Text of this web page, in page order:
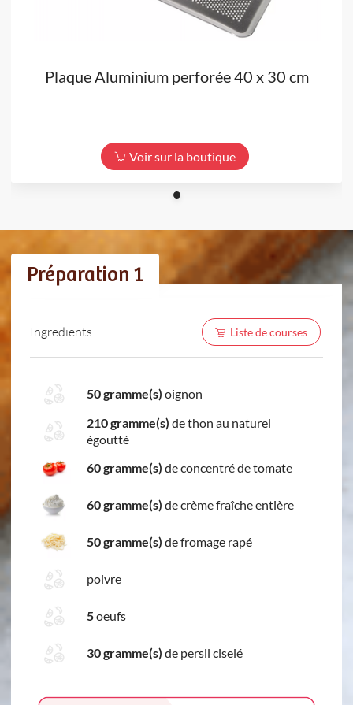
Plaque Aluminium perforée 40 x 30 cm
Voir sur la boutique
Préparation 1
Ingredients Liste de courses
50 gramme(s) oignon
210 gramme(s) de thon au naturel
égoutté
60 gramme(s) de concentré de tomate
60 gramme(s) de crème fraîche entière
50 gramme(s) de fromage rapé
poivre
5oeufs
30 gramme(s) de persil ciselé